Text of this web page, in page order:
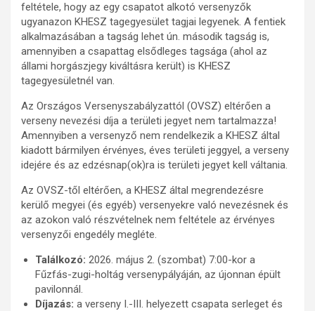
feltétele, hogy az egy csapatot alkotó versenyzők
ugyanazon KHESZ tagegyesület tagjai legyenek. A fentiek
alkalmazásában a tagság lehet ún. második tagság is,
amennyiben a csapattag elsődleges tagsága (ahol az
állami horgászjegy kiváltásra került) is KHESZ
tagegyesületnél van.
Az Országos Versenyszabályzattól (OVSZ) eltérően a
verseny nevezési díja a területi jegyet nem tartalmazza!
Amennyiben a versenyző nem rendelkezik a KHESZ által
kiadott bármilyen érvényes, éves területi jeggyel, a verseny
idejére és az edzésnap(ok)ra is területi jegyet kell váltania.
Az OVSZ-től eltérően, a KHESZ által megrendezésre
kerülő megyei (és egyéb) versenyekre való nevezésnek és
az azokon való részvételnek nem feltétele az érvényes
versenyzői engedély megléte.
Találkozó: 2026. május 2. (szombat) 7:00-kor a
Fűzfás-zugi-holtág versenypályáján, az újonnan épült
pavilonnál.
Díjazás: a verseny I.-III. helyezett csapata serleget és